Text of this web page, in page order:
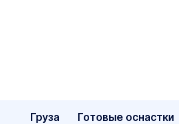
Груза Готовые оснастки